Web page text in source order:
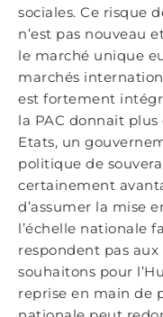
sociales. Ce risque
n’est pas nouveau
le marché unique
marchés
est fortement
la PAC donnait
Etats, un
politique de
certainement
d’assumer la mise
l’échelle nationale
respondent pas
souhaitons pour
reprise en main de